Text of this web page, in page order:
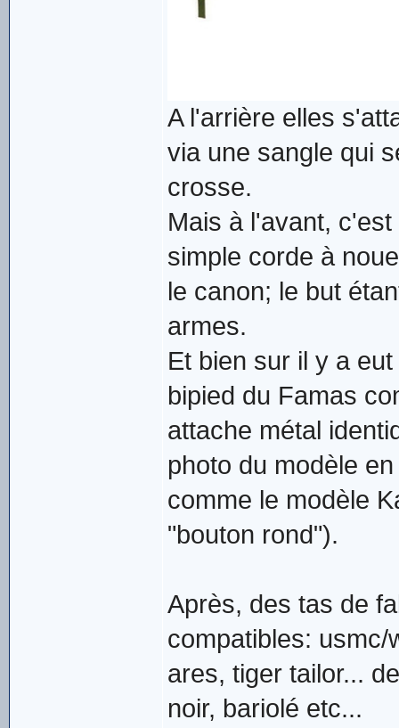
A l'arrière elles
via une sangle qui
crosse.
Mais à l'avant,
simple corde à
le canon; le but
armes.
Et bien sur il y a
bipied du Famas
attache métal
photo du modèle
comme le modèle
"bouton rond").
Après, des tas de
compatibles: usmc/
ares, tiger tailor...
noir, bariolé etc...